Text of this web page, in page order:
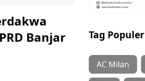
Banjar
Tag Populer
AC Milan